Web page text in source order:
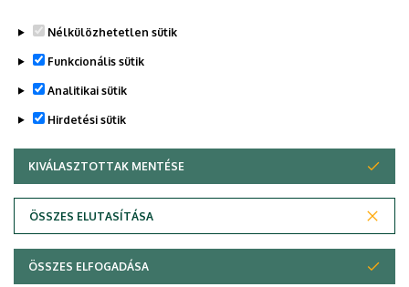
TOVÁBBI INFORMÁCIÓK
Adatvédelem
Nélkülözhetetlen sütik
Funkcionális sütik
Analitikai sütik
Hirdetési sütik
KIVÁLASZTOTTAK MENTÉSE
ÖSSZES ELUTASÍTÁSA
WITHDRAW CONSENT
ÖSSZES ELFOGADÁSA